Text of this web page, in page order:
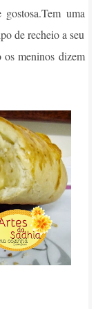
uma
de recheio a seu
meninos dizem